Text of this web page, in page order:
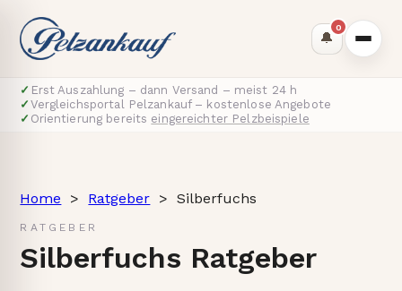
🔔
0
✓ Erst Auszahlung – dann Versand – meist 24 h
✓ Vergleichsportal Pelzankauf – kostenlose Angebote
✓ Orientierung bereits eingereichter Pelzbeispiele
Home > Ratgeber > Silberfuchs
RATGEBER
Silberfuchs Ratgeber